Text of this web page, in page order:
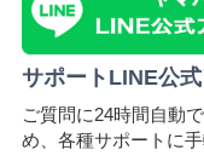
サポートLINE公
ご質問に24時間自動
め、各種サポートに